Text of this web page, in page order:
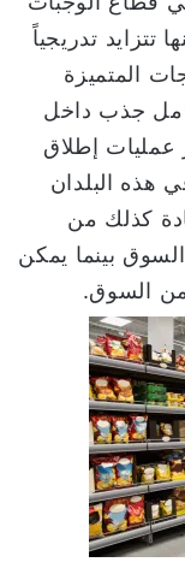
تتزايد تدريجياً
المتميزة
جذب داخل
إطلاق
هذه البلدان
كذلك من
بينما يمكن
السوق.